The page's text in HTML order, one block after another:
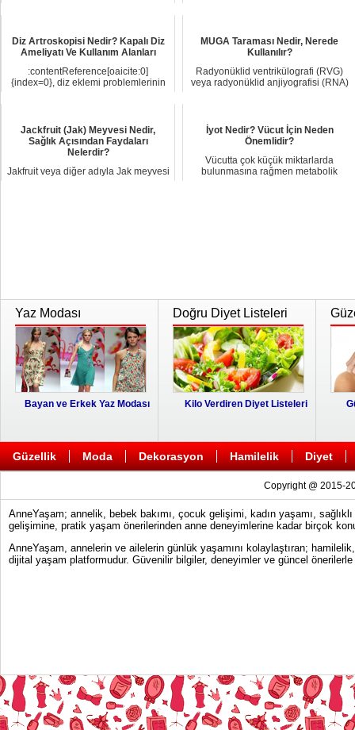
Diz Artroskopisi Nedir? Kapalı Diz
Ameliyatı Ve Kullanım Alanları
:contentReference[oaicite:0]
{index=0}, diz eklemi problemlerinin
MUGA Taraması Nedir, Nerede
Kullanılır?
Radyonüklid ventrikülografi (RVG)
veya radyonüklid anjiyografisi (RNA)
Jackfruit (Jak) Meyvesi Nedir,
Sağlık Açısından Faydaları
Nelerdir?
Jakfruit veya diğer adıyla Jak meyvesi
İyot Nedir? Vücut İçin Neden
Önemlidir?
Vücutta çok küçük miktarlarda
bulunmasına rağmen metabolik
Yaz Modası
Bayan ve Erkek Yaz Modası
Doğru Diyet Listeleri
Kilo Verdiren Diyet Listeleri
Güzellik Moda Dekorasyon Hamilelik Diyet
Copyright @ 2015-
AnneYaşam; annelik, bebek bakımı, çocuk gelişimi, kadın yaşamı,
gelişimine, pratik yaşam önerilerinden anne deneyimlerine kadar birçok
AnneYaşam, annelerin ve ailelerin günlük yaşamını kolaylaştıran;
dijital yaşam platformudur. Güvenilir bilgiler, deneyimler ve güncel